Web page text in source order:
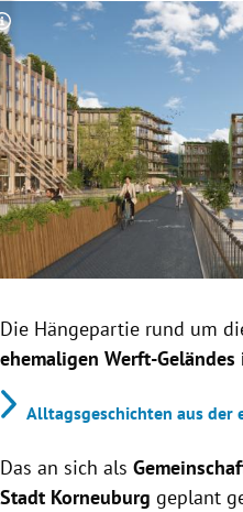
Untermenü
Untermenü
Untermenü
Untermenü
Untermenü
Untermenü
Untermenü
Copyright-Hinweis öffnen/
Die Hängepartie rund um
ehemaligen Werft-
Alltagsgeschichten aus der
Das an sich als
Stadt Korneuburg geplant